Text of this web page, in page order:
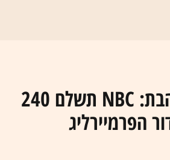
אמריקה מאוהבת: NBC תשלם 240
הפרמיירליג